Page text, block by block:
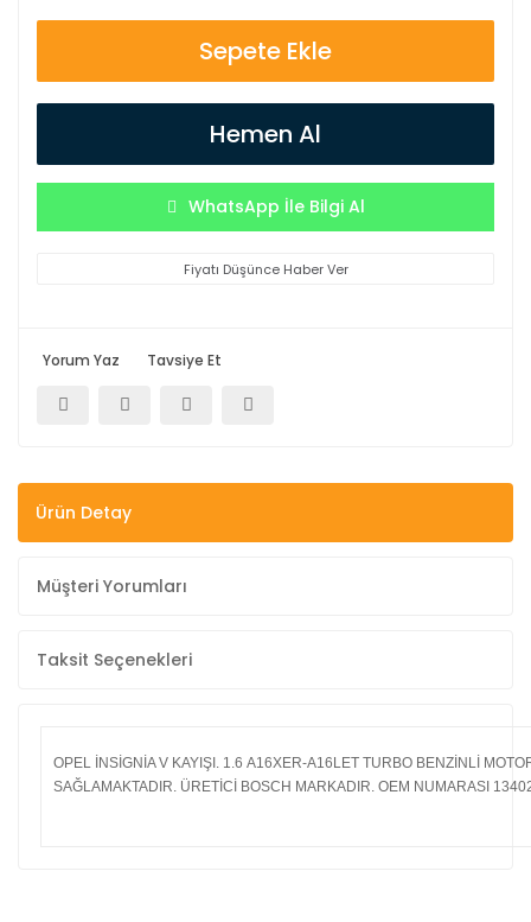
Sepete Ekle
Hemen Al
WhatsApp İle Bilgi Al
Fiyatı Düşünce Haber Ver
Yorum Yaz Tavsiye Et
Ürün Detay
Müşteri Yorumları
Taksit Seçenekleri
OPEL İNSİGNİA V KAYIŞI. 1.6 A16XER-A16LET TURBO BENZİNLİ
SAĞLAMAKTADIR. ÜRETİCİ BOSCH MARKADIR. OEM NUMARASI